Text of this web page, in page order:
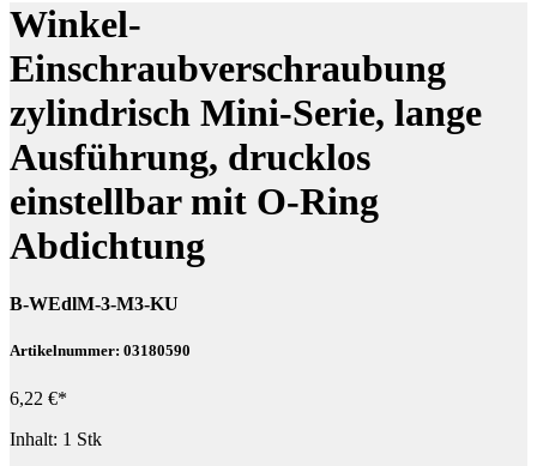
Winkel-
Einschraubverschraubung
zylindrisch Mini-Serie, lange
Ausführung, drucklos
einstellbar mit O-Ring
Abdichtung
B-WEdlM-3-M3-KU
Artikelnummer: 03180590
6,22 €*
Inhalt: 1 Stk